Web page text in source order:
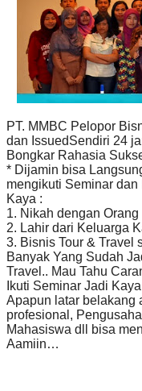
PT. MMBC Pelopor
dan IssuedSendiri 24
Bongkar Rahasia
* Dijamin bisa
mengikuti Seminar
Kaya :
1. Nikah dengan Orang
2. Lahir dari Keluarga
3. Bisnis Tour & Travel
Banyak Yang Sudah
Travel.. Mau Tahu
Ikuti Seminar Jadi
Apapun latar belakang
profesional,
Mahasiswa dll bisa
Aamiin…